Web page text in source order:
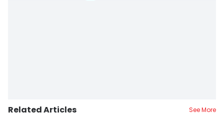
Related Articles See More